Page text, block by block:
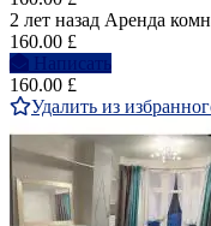
2 лет назад Аренда
160.00 £
Написать
160.00 £
Удалить из